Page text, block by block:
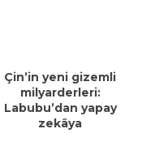
Çin’in yeni gizemli
milyarderleri:
Labubu’dan yapay
zekâya